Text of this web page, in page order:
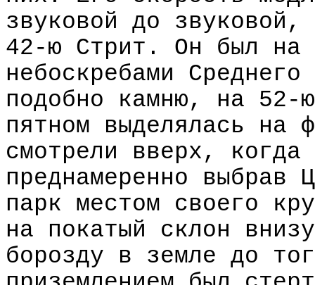
звуковой до
42-ю Стрит. Он был на
небоскребами
подобно камню, на 52-
пятном выделялась на
смотрели вверх,
преднамеренно выбрав
парк местом своего
на покатый склон
борозду в земле до